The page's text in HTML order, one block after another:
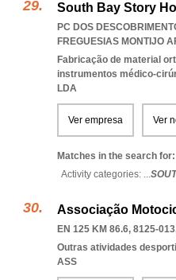
South Bay Story
PC DOS
FREGUESIAS MONTIJO
Fabricação de material
instrumentos médico-
LDA
Ver empresa Ver
Matches in the search for:
Activity categories: ...
Associação
EN 125 KM 86.6, 8125-013
Outras atividades
ASS